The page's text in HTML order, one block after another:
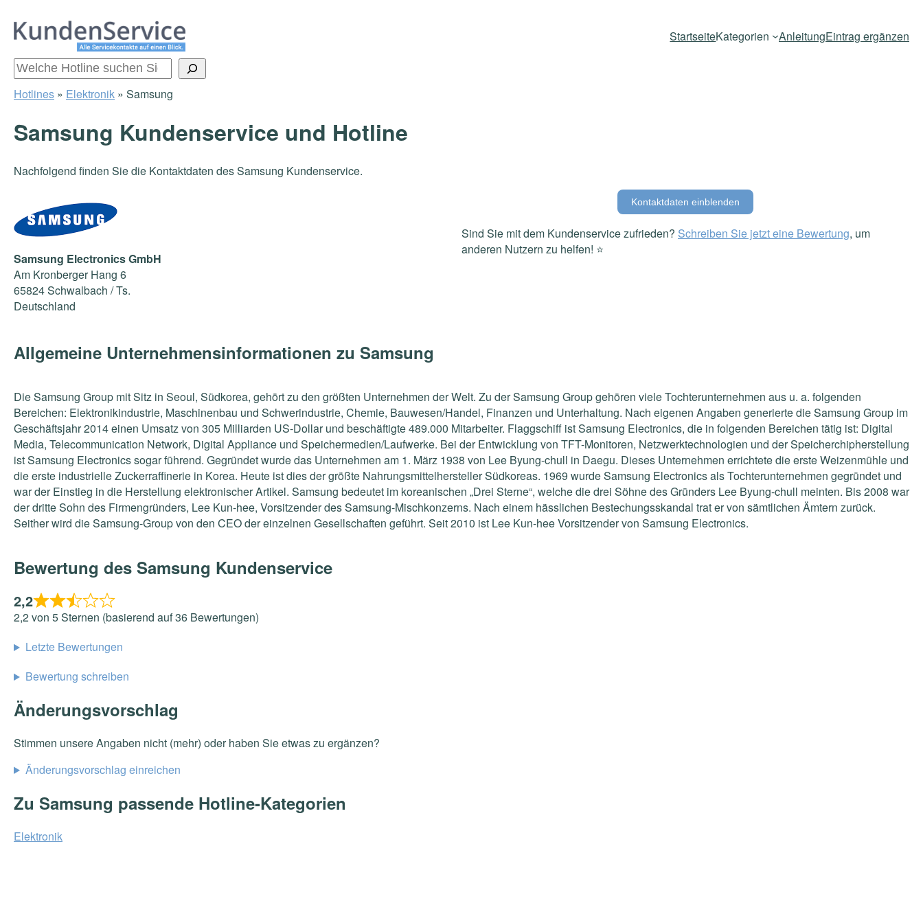
Zum
Inhalt
StartseiteKategorien AnleitungEintrag ergänzen
Suchen
Hotlines » Elektronik » Samsung
Samsung Kundenservice und Hotline
Nachfolgend finden Sie die Kontaktdaten des Samsung Kundenservice.
Samsung Electronics GmbH
Am Kronberger Hang 6
65824 Schwalbach / Ts.
Deutschland
Kontaktdaten einblenden
Sind Sie mit dem Kundenservice zufrieden? Schreiben Sie jetzt eine Bewertung, um
anderen Nutzern zu helfen! ⭐️
Allgemeine Unternehmensinformationen zu Samsung
Die Samsung Group mit Sitz in Seoul, Südkorea, gehört zu den größten Unternehmen der Welt. Zu der Samsung Group gehören viele Tochterunternehmen aus u. a. folgenden
Bereichen: Elektronikindustrie, Maschinenbau und Schwerindustrie, Chemie, Bauwesen/Handel, Finanzen und Unterhaltung. Nach eigenen Angaben generierte die Samsung Group im
Geschäftsjahr 2014 einen Umsatz von 305 Milliarden US-Dollar und beschäftigte 489.000 Mitarbeiter. Flaggschiff ist Samsung Electronics, die in folgenden Bereichen tätig ist: Digital
Media, Telecommunication Network, Digital Appliance und Speichermedien/Laufwerke. Bei der Entwicklung von TFT-Monitoren, Netzwerktechnologien und der Speicherchipherstellung
ist Samsung Electronics sogar führend. Gegründet wurde das Unternehmen am 1. März 1938 von Lee Byung-chull in Daegu. Dieses Unternehmen errichtete die erste Weizenmühle und
die erste industrielle Zuckerraffinerie in Korea. Heute ist dies der größte Nahrungsmittelhersteller Südkoreas. 1969 wurde Samsung Electronics als Tochterunternehmen gegründet und
war der Einstieg in die Herstellung elektronischer Artikel. Samsung bedeutet im koreanischen „Drei Sterne“, welche die drei Söhne des Gründers Lee Byung-chull meinten. Bis 2008 war
der dritte Sohn des Firmengründers, Lee Kun-hee, Vorsitzender des Samsung-Mischkonzerns. Nach einem hässlichen Bestechungsskandal trat er von sämtlichen Ämtern zurück.
Seither wird die Samsung-Group von den CEO der einzelnen Gesellschaften geführt. Seit 2010 ist Lee Kun-hee Vorsitzender von Samsung Electronics.
Bewertung des Samsung Kundenservice
2,2
2,2 von 5 Sternen (basierend auf 36 Bewertungen)
Letzte Bewertungen
Bewertung schreiben
Änderungsvorschlag
Stimmen unsere Angaben nicht (mehr) oder haben Sie etwas zu ergänzen?
Änderungsvorschlag einreichen
Zu Samsung passende Hotline-Kategorien
Elektronik